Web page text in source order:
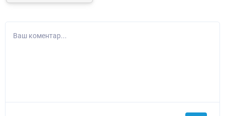
Ваш коментар...